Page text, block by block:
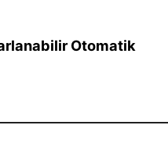
Otomatik